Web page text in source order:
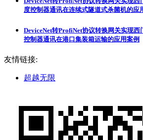
度控制器通讯在连续式隧道式杀菌机的应
DeviceNet转ProfiNet协议转换网关实现
控制器通讯在港口集装箱运输的应用案例
友情链接:
超越无限